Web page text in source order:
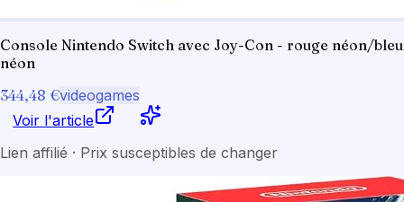
Console Nintendo Switch avec Joy-Con - rouge néon/bleu
néon
344,48 €videogames
Voir l'article
Lien affilié · Prix susceptibles de changer